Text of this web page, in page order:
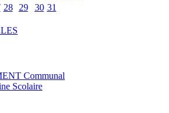
28 29 30 31
Communal
Scolaire